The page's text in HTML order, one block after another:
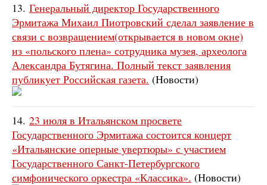
13. Генеральный директор Государственного
Эрмитажа Михаил Пиотровский сделал заявление в
связи с возвращением(открывается в новом окне)
из «польского плена» сотрудника музея, археолога
Александра Бутягина. Полный текст заявления
публикует Российская газета. (Новости)
14. 23 июля в Итальянском просвете
Государственного Эрмитажа состоится концерт
«Итальянские оперные увертюры» с участием
Государственного Санкт-Петербургского
симфонического оркестра «Классика». (Новости)